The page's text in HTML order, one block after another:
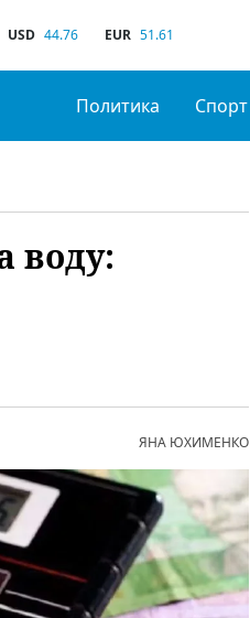
USD 44.76 EUR 51.61
Политика Спорт
воду:
ЯНА ЮХИМЕНКО